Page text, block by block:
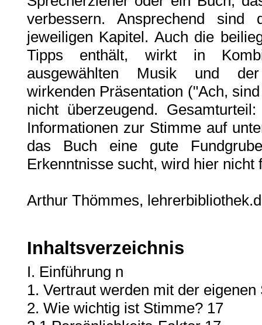
verbessern. Ansprechend
jeweiligen Kapitel. Auch die
Tipps enthält, wirkt in
ausgewählten Musik und
wirkenden Präsentation ("Ach,
nicht überzeugend.
Informationen zur Stimme auf
das Buch eine gute
Erkenntnisse sucht, wird hier nicht
Arthur Thömmes,
Inhaltsverzeichnis
I. Einführung n
1. Vertraut werden mit der eigenen
2. Wie wichtig ist Stimme? 17